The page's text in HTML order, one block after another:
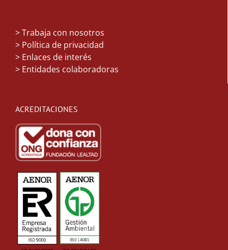
>Trabaja con nosotros
> Política de privacidad
> Enlaces de interés
> Entidades colaboradoras
ACREDITACIONES